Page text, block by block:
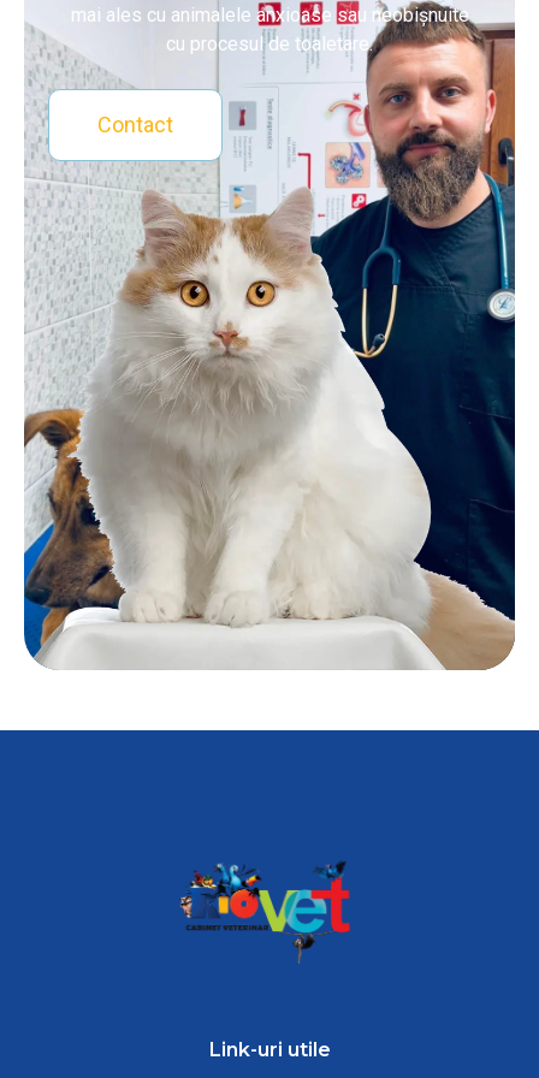
mai ales cu animalele anxioase sau neobișnuite
cu procesul de toaletare.
Contact
Link-uri utile